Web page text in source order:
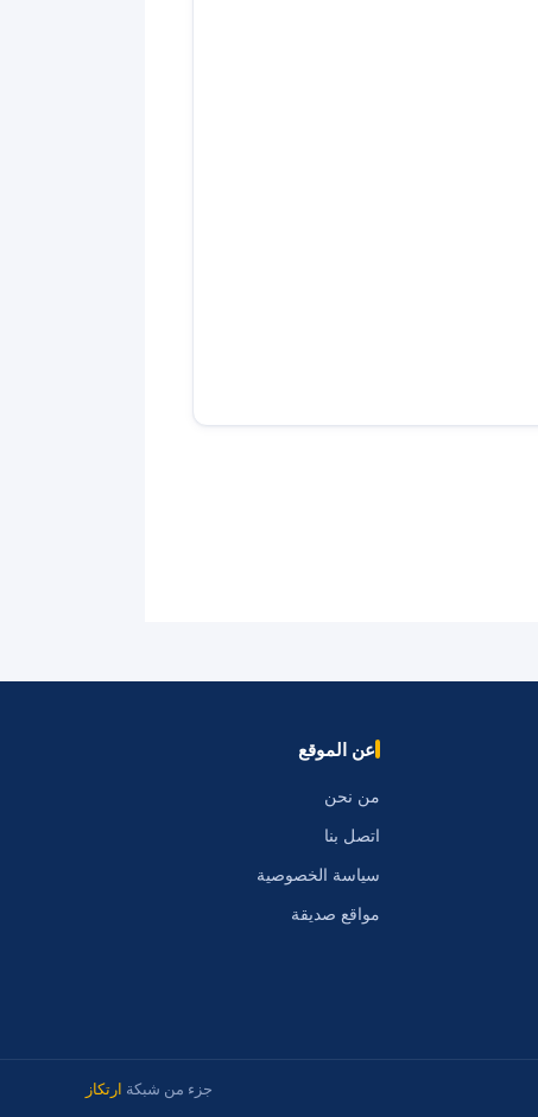
عن الموقع
من نحن
اتصل بنا
سياسة الخصوصية
مواقع صديقة
جزء من شبكة ارتكاز